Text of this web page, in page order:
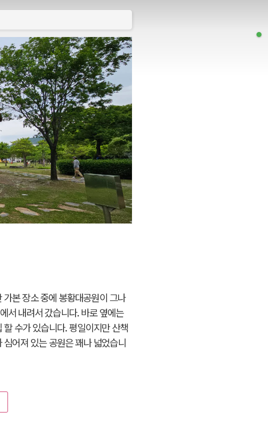
본 장소 중에 봉황대공원이 그나
서 내려서 갔습니다. 바로 옆에는
수가 있습니다. 평일이지만 산책
어져 있는 공원은 꽤나 넓었습니